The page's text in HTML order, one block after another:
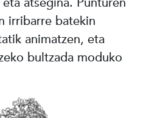
atsegina. Punturen
irribarre batekin
animatzen, eta
bultzada moduko